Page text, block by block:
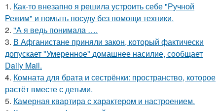
1. Как-то внезапно я решила устроить себе "Ручной
Режим" и помыть посуду без помощи техники.
2. "А я ведь понимала ….
3. В Афганистане приняли закон, который фактически
допускает "Умеренное" домашнее насилие, сообщает
Daily Mail.
4. Комната для брата и сестрёнки: пространство, которое
растёт вместе с детьми.
5. Камерная квартира с характером и настроением.